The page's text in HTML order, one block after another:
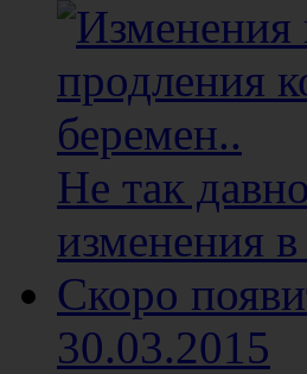
Не так
изменения
Скоро
30.03.2015